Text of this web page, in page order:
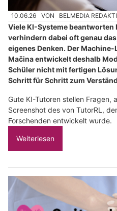
10.06.26 VON BELMEDIA
Viele KI-Systeme beantworten
verhindern dabei oft genau
eigenes Denken. Der
Mačina entwickelt deshalb
Schüler nicht mit fertigen
Schritt für Schritt zum
Gute KI-Tutoren stellen Fragen,
Screenshot des von TutorRL,
Forschenden entwickelt wurde.
Weiterlesen